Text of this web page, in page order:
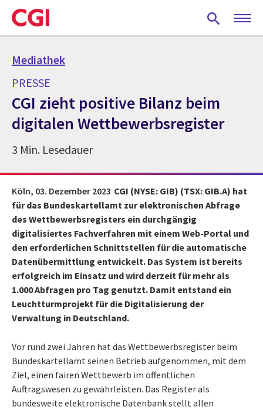
Skip
to
main
Mediathek
PRESSE
CGI zieht positive Bilanz beim
digitalen Wettbewerbsregister
3 Min. Lesedauer
Köln, 03. Dezember 2023 CGI (NYSE: GIB) (TSX: GIB.A) hat
für das Bundeskartellamt zur elektronischen Abfrage
des Wettbewerbsregisters ein durchgängig
digitalisiertes Fachverfahren mit einem Web-Portal und
den erforderlichen Schnittstellen für die automatische
Datenübermittlung entwickelt. Das System ist bereits
erfolgreich im Einsatz und wird derzeit für mehr als
1.000 Abfragen pro Tag genutzt. Damit entstand ein
Leuchtturmprojekt für die Digitalisierung der
Verwaltung in Deutschland.
Vor rund zwei Jahren hat das Wettbewerbsregister beim
Bundeskartellamt seinen Betrieb aufgenommen, mit dem
Ziel, einen fairen Wettbewerb im öffentlichen
Auftragswesen zu gewährleisten. Das Register als
bundesweite elektronische Datenbank stellt allen